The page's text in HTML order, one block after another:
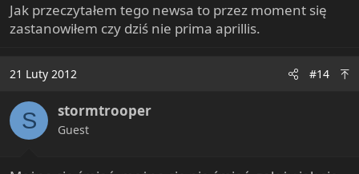
Jak przeczytałem tego newsa to przez moment się
zastanowiłem czy dziś nie prima aprillis.
21 Luty 2012 #14
S stormtrooper
Guest